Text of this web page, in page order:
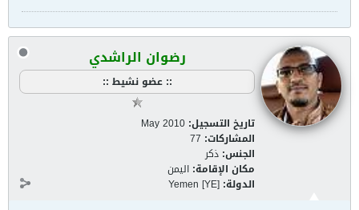
رضوان الراشدي
:: عضو نشيط ::
تاريخ التسجيل: May 2010
المشاركات: 77
الجنس: ذكر
مكان الإقامة: اليمن
الدولة: Yemen [YE]